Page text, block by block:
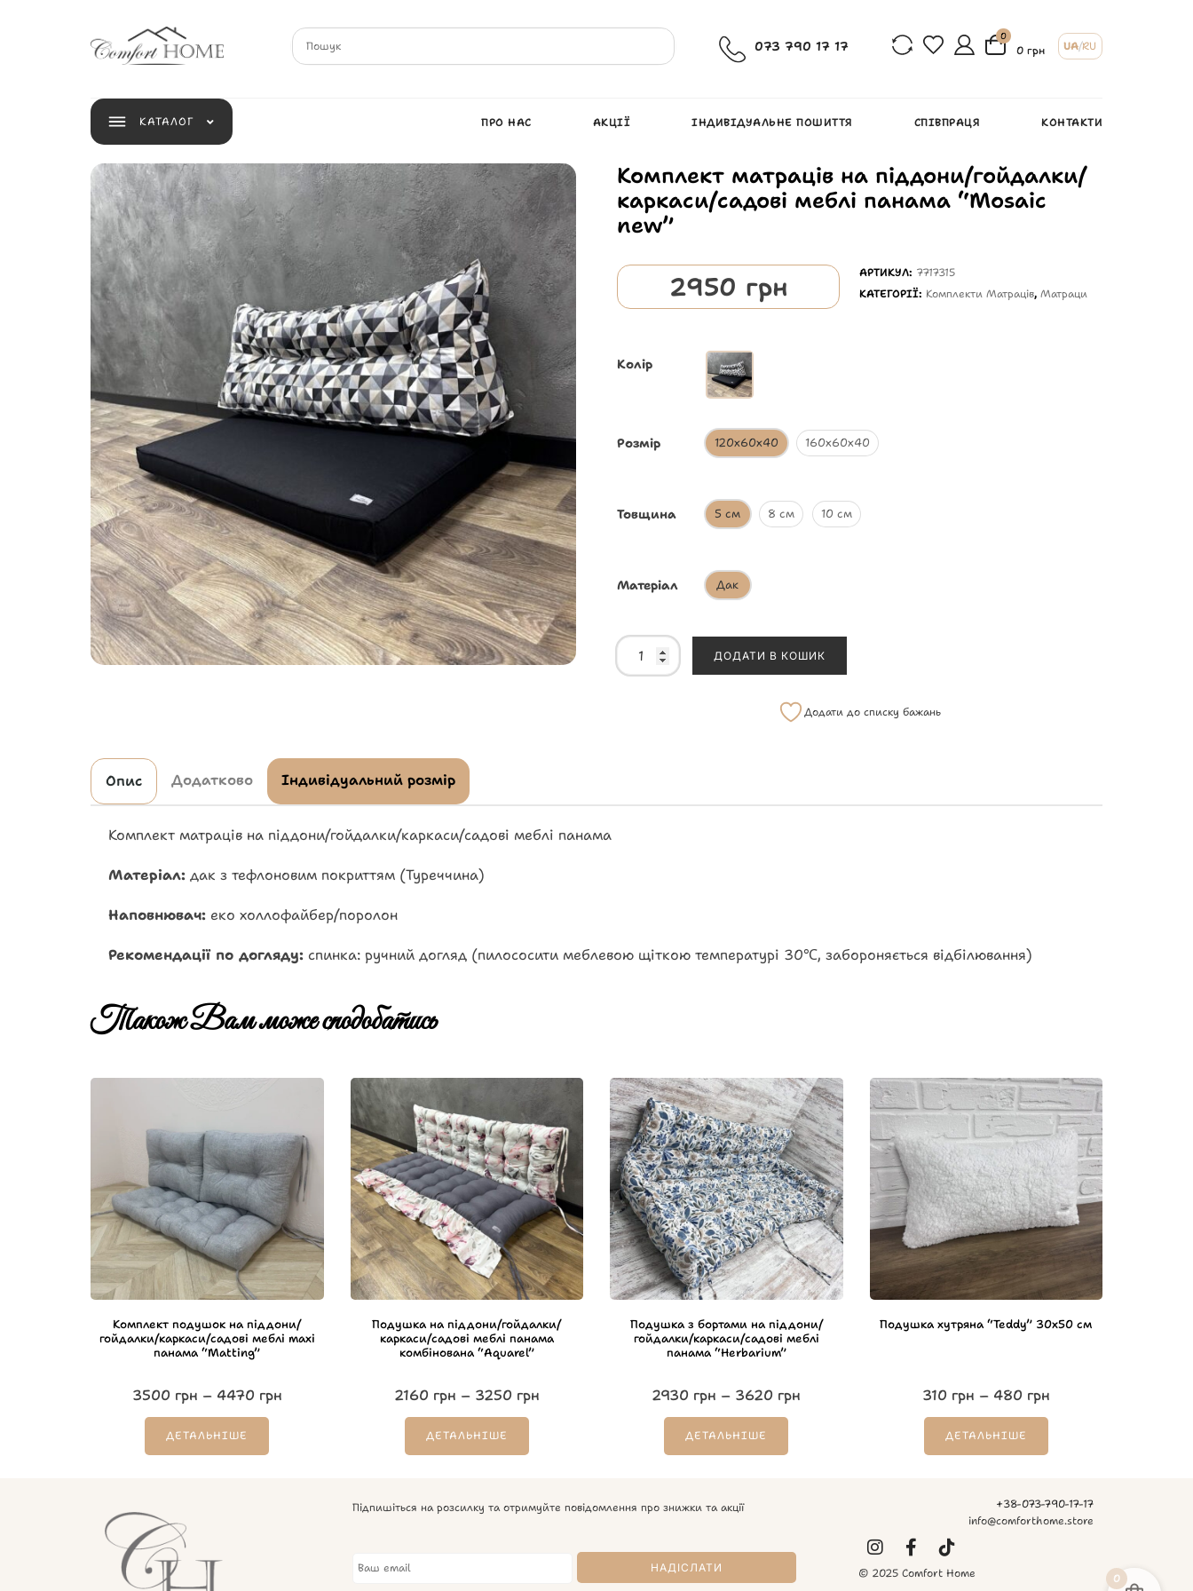
073 790 17 17
0
0 грн UA/RU
КАТАЛОГ ПРО НАС АКЦІЇ ІНДИВІДУАЛЬНЕ ПОШИТТЯ СПІВПРАЦЯ КОНТАКТИ
Комплект матраців на піддони/гойдалки/
каркаси/садові меблі панама “Mosaic
new”
2950 грн АРТИКУЛ: 7717315
КАТЕГОРІЇ: Комплекти Матраців,Матраци
Колір
Розмір 120х60х40 160х60х40
Товщина 5 см 8 см 10 см
Матеріал Дак
ДОДАТИ В КОШИК
Додати до списку бажань
Опис Додатково Індивідуальний розмір
Комплект матраців на піддони/гойдалки/каркаси/садові меблі панама
Матеріал: дак з тефлоновим покриттям (Туреччина)
Наповнювач: еко холлофайбер/поролон
Рекомендації по догляду: спинка: ручний догляд (пилососити меблевою щіткою температурі 30℃, забороняється відбілювання)
Також Вам може сподобатись
Комплект подушок на піддони/
гойдалки/каркаси/садові меблі maxi
панама “Matting”
3500 грн – 4470 грн
ДЕТАЛЬНІШЕ
Подушка на піддони/гойдалки/
каркаси/садові меблі панама
комбінована “Aquarel”
2160 грн – 3250 грн
ДЕТАЛЬНІШЕ
Подушка з бортами на піддони/
гойдалки/каркаси/садові меблі
панама “Herbarium”
2930 грн – 3620 грн
ДЕТАЛЬНІШЕ
Подушка хутряна “Teddy” 30х50 см
310 грн – 480 грн
ДЕТАЛЬНІШЕ
Підпишіться на розсилку та отримуйте повідомлення про знижки та акції
+38-073-790-17-17
info@comforthome.store
© 2025 Comfort Home 0